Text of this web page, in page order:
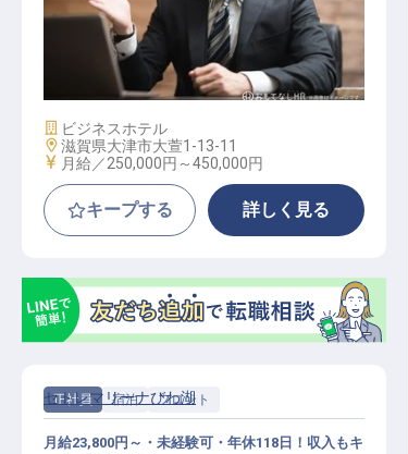
ホテル副支配人・マネージャー候補
施設業態
ビジネスホテル
勤務地
滋賀県大津市大萱1-13-11
給与
月給／250,000円～450,000円
キープする 詳しく見る
正社員 宿泊 フロント
セトレマリーナびわ湖
月給23,800円～・未経験可・年休118日！収入もキ